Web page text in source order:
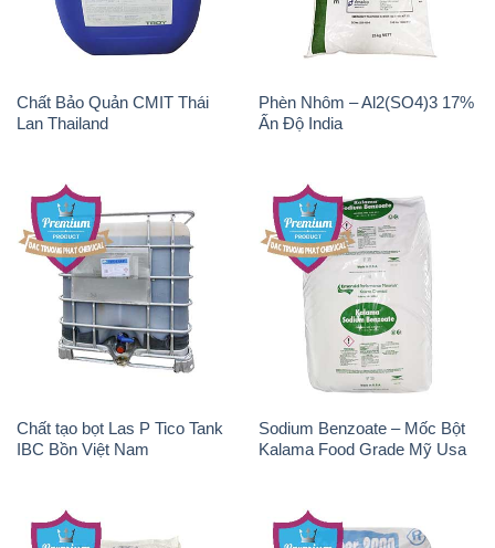
Chất tạo bọt Las P Tico Tank
IBC Bồn Việt Nam
Sodium Benzoate – Mốc Bột
Kalama Food Grade Mỹ Usa